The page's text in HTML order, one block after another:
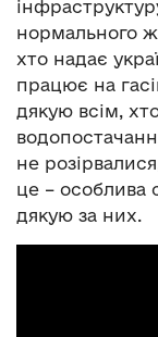
нормального
хто надає
працює на
дякую всім,
не
це – особлива
дякую за них.